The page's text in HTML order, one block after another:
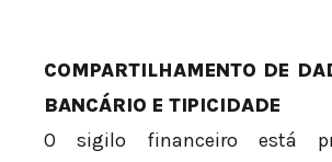
COMPARTILHAMENTO DE
BANCÁRIO E TIPICIDADE
O sigilo financeiro está